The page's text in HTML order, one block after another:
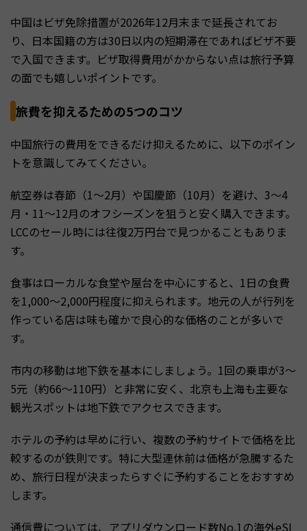
中国はビザ免除措置が2026年12月末まで延長されてお
り、日本国籍の方は30日以内の短期滞在であればビザ不要
で入国できます。ビザ取得費用がかからない点は旅行予算
の面でも嬉しいポイントです。
旅費を抑えるための5つのコツ
中国旅行の費用をできるだけ抑えるために、以下のポイン
トを意識してみてください。
航空券は春節（1〜2月）や国慶節（10月）を避け、3〜4
月・11〜12月のオフシーズンを狙うと安く購入できます。
LCCのセール時には往復2万円台で見つかることもありま
す。
食事はローカルな食堂や屋台を中心にすると、1日の食費
を1,000〜2,000円程度に抑えられます。地元の人が行列を
作っている店は味も確かで良心的な価格のことが多いで
す。
市内の移動は地下鉄を基本にしましょう。1回の乗車が3〜
5元（約66〜110円）と非常に安く、北京も上海も主要な
観光スポットは地下鉄でアクセスできます。
ホテルの予約は早めに行い、複数の予約サイトで価格を比
較するのが鉄則です。特に大型連休前は価格が急騰するた
め、旅行日程が決まったらすぐに予約することをおすすめ
します。
通信費については、アプリダウンロード数No.1の海外eSI